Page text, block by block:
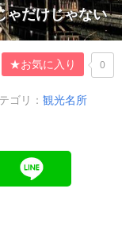
ゃだけじゃない
★お気に入り 0
ゴリ： 観光名所